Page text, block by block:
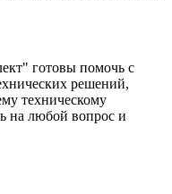
готовы помочь с
решений,
техническому
на любой вопрос и